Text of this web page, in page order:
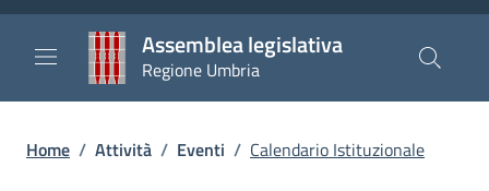
Salta al contenuto principale
Salta al piè di pagina
Assemblea legislativa
Regione Umbria
Briciole di pane
Home / Attività / Eventi / Calendario Istituzionale